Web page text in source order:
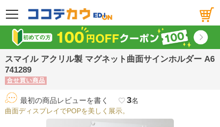
メニュー
スマイル アクリル製 マグネット曲面サインホルダー A6
741289
合せ買い商品
最初の商品レビューを書く favorite_border3名
曲面ディスプレイでPOPを美しく展示。